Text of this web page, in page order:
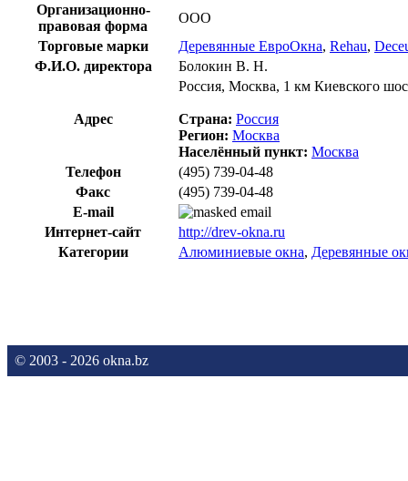
Организационно-
правовая форма
ООО
Торговые марки
Деревянные ЕвроОкна, Rehau,
Ф.И.О. директора
Болокин В. Н.
Адрес
Россия, Москва, 1 км Киевского
Страна: Россия
Регион: Москва
Населённый пункт: Москва
Телефон
(495) 739-04-48
Факс
(495) 739-04-48
E-mail
Интернет-сайт
http://drev-okna.ru
Категории
Алюминиевые окна, Деревянные
© 2003 - 2026 okna.bz